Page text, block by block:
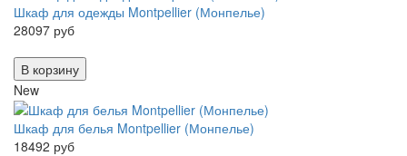
Шкаф для одежды Montpellier (Монпелье)
28097 руб
В корзину
New
Шкаф для белья Montpellier (Монпелье)
18492 руб